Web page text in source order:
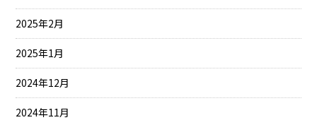
2025年2月
2025年1月
2024年12月
2024年11月